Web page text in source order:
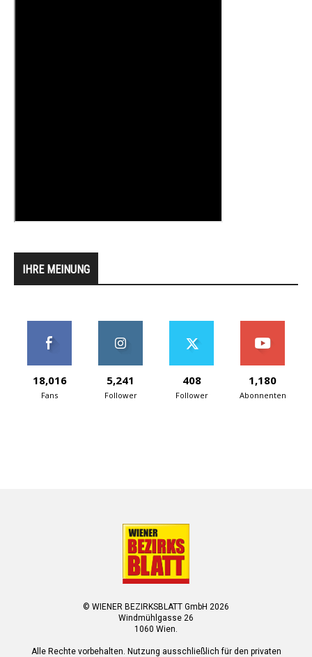
IHRE MEINUNG
18,016
Fans
5,241
Follower
408
Follower
1,180
Abonnenten
© WIENER BEZIRKSBLATT GmbH 2026
Windmühlgasse 26
1060 Wien.
Alle Rechte vorbehalten. Nutzung ausschließlich für den privaten